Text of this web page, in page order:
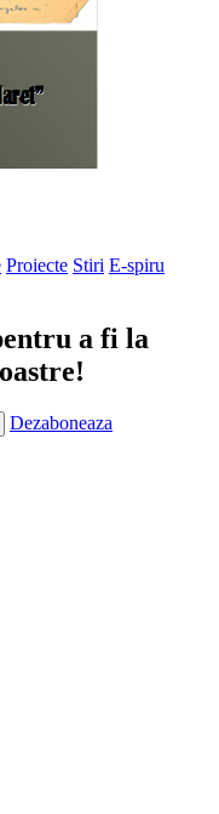
Proiecte Stiri E-spiru
a fi la
Dezaboneaza